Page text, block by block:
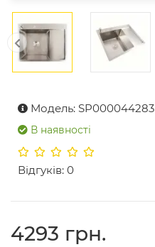
Модель: SP000044283
В наявності
Відгуків: 0
4293 грн.